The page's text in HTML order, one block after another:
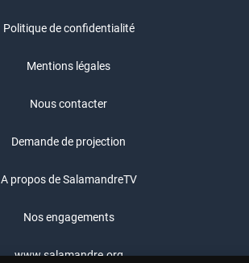
Politique de confidentialité
Mentions légales
Nous contacter
Demande de projection
A propos de SalamandreTV
Nos engagements
www.salamandre.org